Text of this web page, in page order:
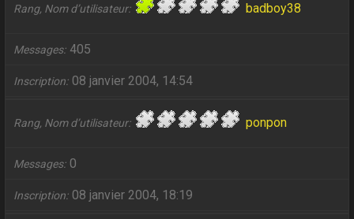
Rang, Nom d’utilisateur badboy38
Messages 405
Inscription 08 janvier 2004, 14:54
Rang, Nom d’utilisateur ponpon
Messages 0
Inscription 08 janvier 2004, 18:19